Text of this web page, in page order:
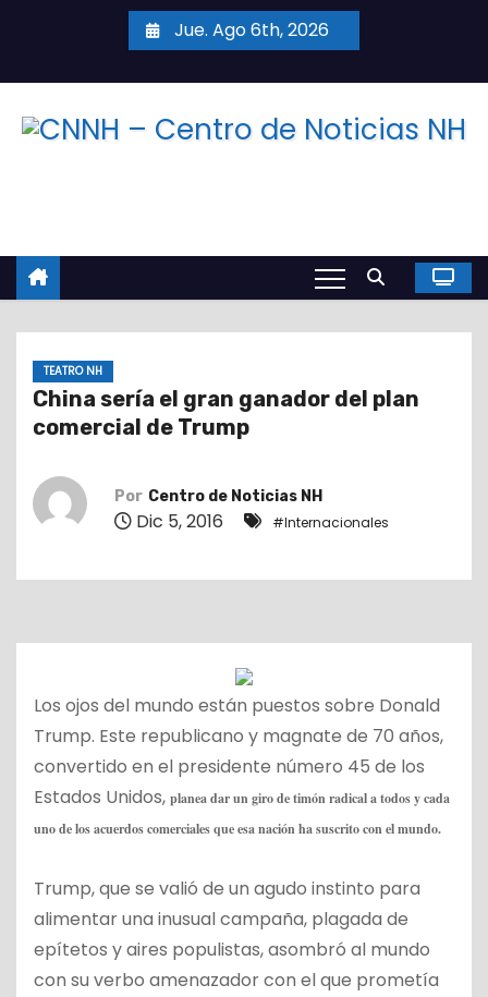
c
Jue. Ago 6th, 2026
TEATRO NH
China sería el gran ganador del plan
comercial de Trump
Por Centro de Noticias NH
Dic 5, 2016 #Internacionales
Los ojos del mundo están puestos sobre Donald
Trump. Este republicano y magnate de 70 años,
convertido en el presidente número 45 de los
Estados Unidos, planea dar un giro de timón radical a todos y cada
uno de los acuerdos comerciales que esa nación ha suscrito con el mundo.
Trump, que se valió de un agudo instinto para
alimentar una inusual campaña, plagada de
epítetos y aires populistas, asombró al mundo
con su verbo amenazador con el que prometía